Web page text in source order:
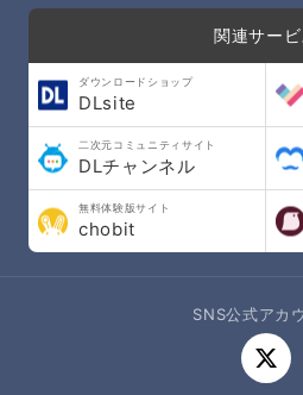
関連サービ
ダウンロードショップ
DLsite
二次元コミュニティサイト
DLチャンネル
無料体験版サイト
chobit
SNS公式アカ